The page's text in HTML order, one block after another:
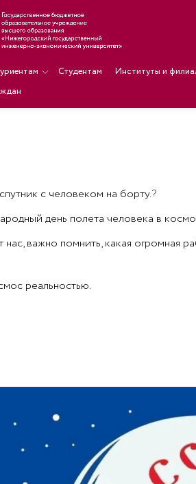
Студентам Институты и
с человеком на борту.?
день полета человека в
важно помнить, какая огромная
реальностью.